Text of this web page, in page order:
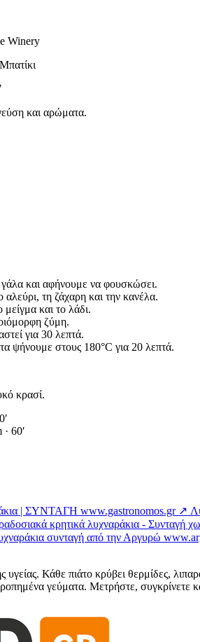
Winery
και αρώματα.
και αφήνουμε να φουσκώσει.
τη ζάχαρη και την κανέλα.
και το λάδι.
ζύμη.
για 30 λεπτά.
ψήνουμε στους 180°C για 20 λεπτά.
κρασί.
60′
| ΣΥΝΤΑΓΗ www.gastronomos.gr ↗
κρητικά λυχναράκια - Συνταγή
συνταγή από την Αργυρώ
Κάθε πιάτο κρύβει θερμίδες,
γεύματα. Μετρήστε, συγκρίνετε